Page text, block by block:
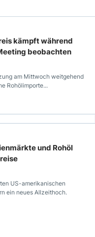
kämpft während
beobachten
am Mittwoch weitgehend
Rohölimporte...
und Rohöl
US-amerikanischen
ein neues Allzeithoch.